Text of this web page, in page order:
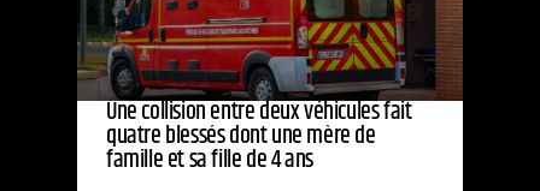
Une collision entre deux véhicules fait
quatre blessés dont une mère de
famille et sa fille de 4 ans